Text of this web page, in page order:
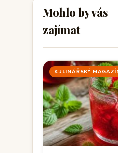
Mohlo by vás
zajímat
KULINÁŘSKÝ